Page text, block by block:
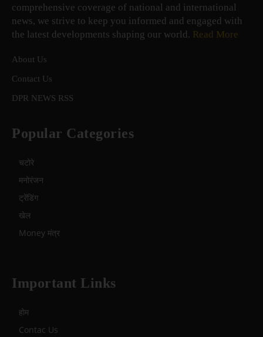
comprehensive coverage of national and international
news, we strive to keep you informed and engaged with
the latest developments shaping our world. Read More
About Us
Contact Us
DPR NEWS RSS
Popular Categories
चटोरे
मनोरंजन
ट्रेंडिंग
खेल
Money मंत्र
Important Links
होम
Contac Us